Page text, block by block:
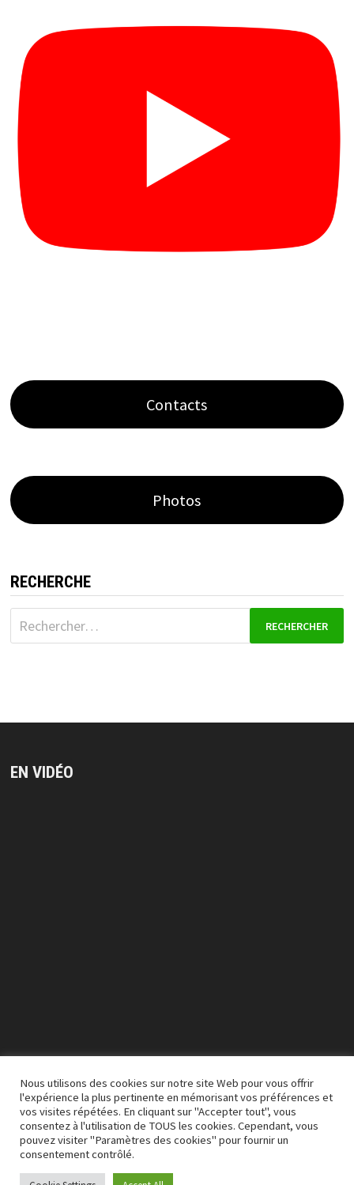
Contacts
Photos
RECHERCHE
Rechercher :
EN VIDÉO
00:00 03:50
Nous utilisons des cookies sur notre site Web pour vous offrir
l'expérience la plus pertinente en mémorisant vos préférences et
vos visites répétées. En cliquant sur "Accepter tout", vous
consentez à l'utilisation de TOUS les cookies. Cependant, vous
pouvez visiter "Paramètres des cookies" pour fournir un
consentement contrôlé.